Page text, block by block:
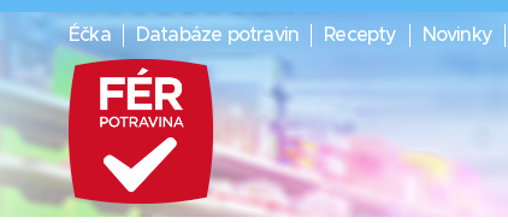
Éčka Databáze potravin Recepty Novinky